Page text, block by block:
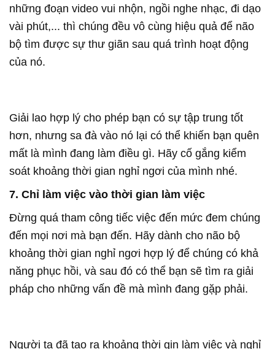
những đoạn video vui nhộn, ngồi nghe nhạc, đi dạo
vài phút,... thì chúng đều vô cùng hiệu quả để não
bộ tìm được sự thư giãn sau quá trình hoạt động
của nó.
Giải lao hợp lý cho phép bạn có sự tập trung tốt
hơn, nhưng sa đà vào nó lại có thể khiến bạn quên
mất là mình đang làm điều gì. Hãy cố gắng kiểm
soát khoảng thời gian nghỉ ngơi của mình nhé.
7. Chỉ làm việc vào thời gian làm việc
Đừng quá tham công tiếc việc đến mức đem chúng
đến mọi nơi mà bạn đến. Hãy dành cho não bộ
khoảng thời gian nghỉ ngơi hợp lý để chúng có khả
năng phục hồi, và sau đó có thể bạn sẽ tìm ra giải
pháp cho những vấn đề mà mình đang gặp phải.
Người ta đã tạo ra khoảng thời gin làm việc và nghỉ